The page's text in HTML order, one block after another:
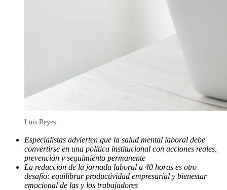
Luis Reyes
Especialistas advierten que la salud mental laboral debe
convertirse en una política institucional con acciones reales,
prevención y seguimiento permanente
La reducción de la jornada laboral a 40 horas es otro
desafío: equilibrar productividad empresarial y bienestar
emocional de las y los trabajadores